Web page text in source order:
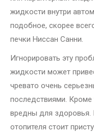
жидкости внутри
подобное, скорее
печки Ниссан Санни.
Игнорировать эту
жидкости может
чревато очень
последствиями. Кроме
вредны для здоровья.
отопителя стоит